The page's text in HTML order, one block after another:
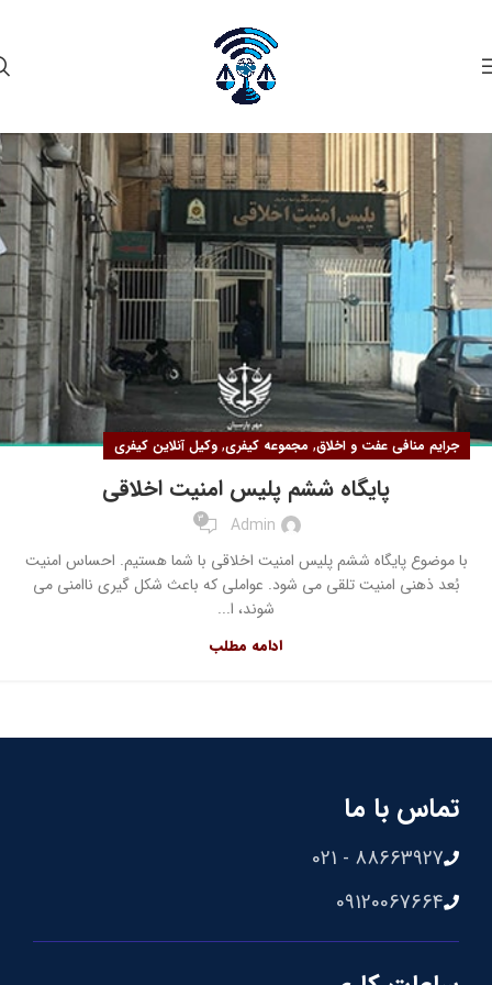
جرایم منافی عفت و اخلاق, مجموعه کیفری, وکیل آنلاین کیفری
پایگاه ششم پلیس امنیت اخلاقی
Admin
3
با موضوع پایگاه ششم پلیس امنیت اخلاقی با شما هستیم. احساس امنیت
بُعد ذهنی امنیت تلقی می شود. عواملی که باعث شکل گیری ناامنی می
شوند، ا...
ادامه مطلب
تماس با ما
88663927 - 021
09120067664